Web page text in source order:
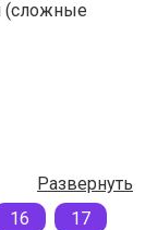
(сложные
Развернуть
16 17